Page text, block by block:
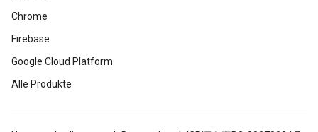
Chrome
Firebase
Google Cloud Platform
Alle Produkte